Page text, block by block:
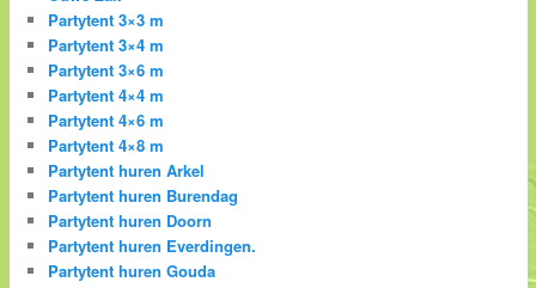
Partytent 3×3 m
Partytent 3×4 m
Partytent 3×6 m
Partytent 4×4 m
Partytent 4×6 m
Partytent 4×8 m
Partytent huren Arkel
Partytent huren Burendag
Partytent huren Doorn
Partytent huren Everdingen.
Partytent huren Gouda